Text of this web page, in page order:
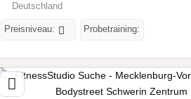
Deutschland
Preisniveau: Probetraining: